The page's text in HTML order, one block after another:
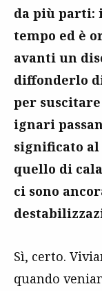
da più parti:
tempo ed è
avanti un
diffonderlo
per
ignari
significato
quello di
ci sono
Sì, certo.
quando